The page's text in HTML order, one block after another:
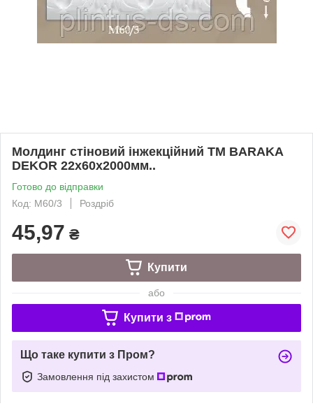
Молдинг стіновий інжекційний ТМ BARAKA
DEKOR 22х60х2000мм..
Готово до відправки
Код: М60/3
Роздріб
45,97 ₴
Купити
або
Купити з
Що таке купити з Пром?
Замовлення під захистом